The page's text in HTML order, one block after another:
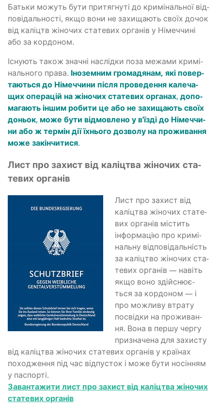
Батьки можуть бути при­тя­гну­ті до кри­мі­наль­ної від­
по­від­аль­но­сті, якщо вони не захи­ща­ють сво­їх дочок
від каліцтв жіно­чих ста­те­вих орга­нів у Німеч­чи­ні
або за кордоном.
Існу­ють також зна­чні наслід­ки поза межа­ми кри­мі­
наль­но­го пра­ва. Іно­зем­ним гро­ма­дя­нам, які повер­
та­ю­ться до Німеч­чи­ни після про­ве­де­н­ня кале­ча­
щих опе­ра­цій на жіно­чих ста­те­вих орга­нах, допо­
ма­га­ють іншим роби­ти це або не захи­ща­ють сво­їх
доньок, може бути від­мов­ле­но у в’їзді до Німеч­чи­
ни або ж тер­мін дії їхньо­го дозво­лу на про­жи­ва­н­ня
може закін­чи­ти­ся.
Лист про захист від калі­цтва жіно­чих ста­
те­вих органів
Лист про захист від
калі­цтва жіно­чих ста­те­
вих орга­нів містить
інфор­ма­цію про кри­мі­
наль­ну від­по­від­аль­ність
за калі­цтво жіно­чих ста­
те­вих орга­нів — навіть
якщо воно здій­сню­є­
ться за кор­до­ном — і
про можли­ву втра­ту
посвід­ки на про­жи­ва­н­
ня. Вона в пер­шу чер­гу
при­зна­че­на для захи­сту
від калі­цтва жіно­чих ста­те­вих орга­нів у кра­ї­нах
похо­дже­н­ня під час від­пу­сток і може бути носі­н­ням
у паспорті.
Заван­та­жи­ти лист про захист від калі­цтва жіно­чих
ста­те­вих органів